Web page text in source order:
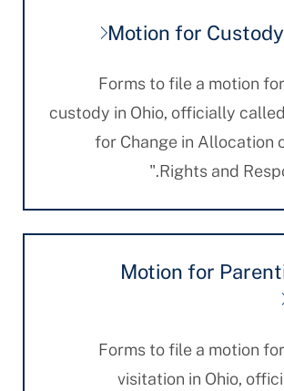
Motion for
Forms to file a motion
custody in Ohio, officially
for Change in
Rights and
Motion for
Forms to file a motion
visitation in Ohio,